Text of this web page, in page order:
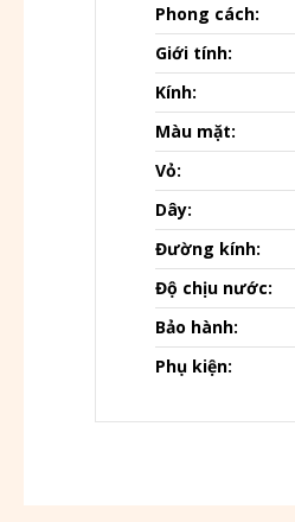
Phong cách:
Giới tính:
Kính:
Màu mặt:
Vỏ:
Dây:
Đường kính:
Độ chịu nước:
Bảo hành:
Phụ kiện: